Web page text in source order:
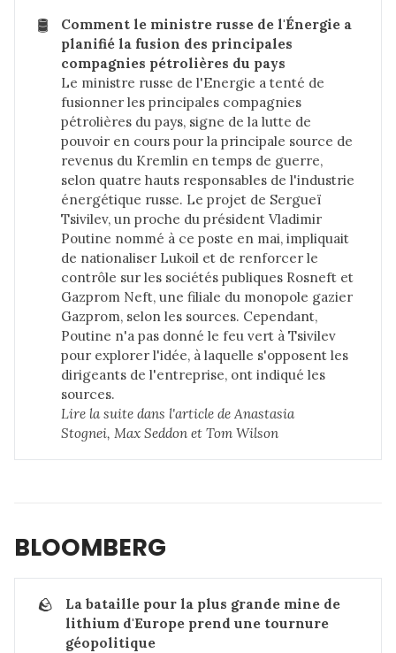
🛢️
Comment le ministre russe de l'Énergie a
planifié la fusion des principales
compagnies pétrolières du pays
Le ministre russe de l'Energie a tenté de
fusionner les principales compagnies
pétrolières du pays, signe de la lutte de
pouvoir en cours pour la principale source de
revenus du Kremlin en temps de guerre,
selon quatre hauts responsables de l'industrie
énergétique russe. Le projet de Sergueï
Tsivilev, un proche du président Vladimir
Poutine nommé à ce poste en mai, impliquait
de nationaliser Lukoil et de renforcer le
contrôle sur les sociétés publiques Rosneft et
Gazprom Neft, une filiale du monopole gazier
Gazprom, selon les sources. Cependant,
Poutine n'a pas donné le feu vert à Tsivilev
pour explorer l'idée, à laquelle s'opposent les
dirigeants de l'entreprise, ont indiqué les
sources.
Lire la suite dans l'article de Anastasia
Stognei, Max Seddon et Tom Wilson
BLOOMBERG
🪨
La bataille pour la plus grande mine de
lithium d'Europe prend une tournure
géopolitique